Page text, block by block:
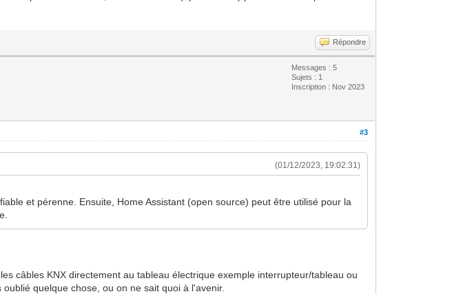
Répondre
Messages : 5
Sujets : 1
Inscription : Nov 2023
#3
(01/12/2023, 19:02:31)
et pérenne. Ensuite, Home Assistant (open source) peut être utilisé pour la
câbles KNX directement au tableau électrique exemple interrupteur/tableau ou
quelque chose, ou on ne sait quoi à l'avenir.